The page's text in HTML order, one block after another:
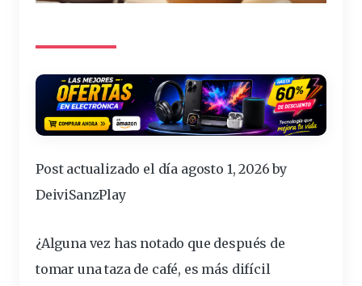
Post actualizado el día agosto 1, 2026 by
DeiviSanzPlay
¿Alguna vez has notado que después de
tomar unatazade café, es más difícil